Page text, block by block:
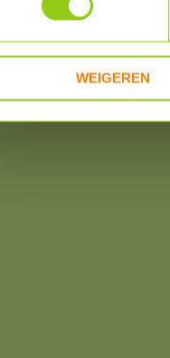
WEIGEREN